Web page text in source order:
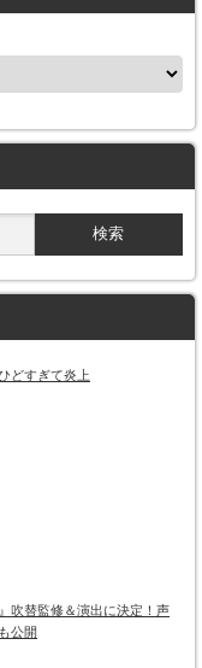
どすぎて炎上
吹替監修＆演出に決定！声
公開